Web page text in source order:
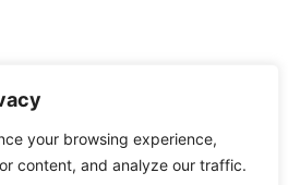
your browsing experience,
content, and analyze our traffic.